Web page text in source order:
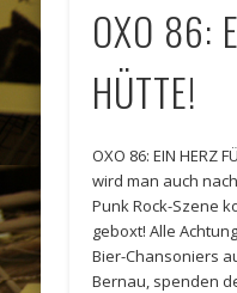
OXO 86:
HÜTTE!
OXO 86: EIN HERZ
wird man auch
Punk Rock-Szene
geboxt! Alle
Bier-Chansoniers
Bernau, spenden